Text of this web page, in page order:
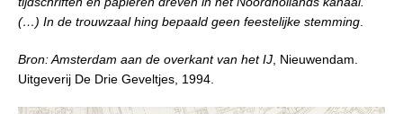
(…) In de trouwzaal hing bepaald geen feestelijke stemming
Bron: Amsterdam aan de overkant van het IJ , Nieuwendam.
Uitgeverij De Drie Geveltjes, 1994.